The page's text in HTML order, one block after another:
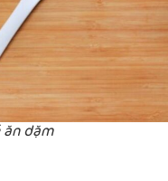
ăn dặm